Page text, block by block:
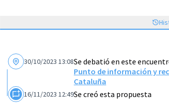
30/10/2023 13:08Se debatió en este
Punto de información y
Cataluña
16/11/2023 12:49Se creó esta propuesta